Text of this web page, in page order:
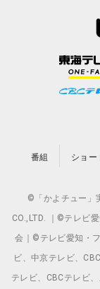
番組 ショー
©「かよチュー」
CO.,LTD. ｜©テレビ
会｜©テレビ愛知・
ビ、中京テレビ、
テレビ、CBCテレビ